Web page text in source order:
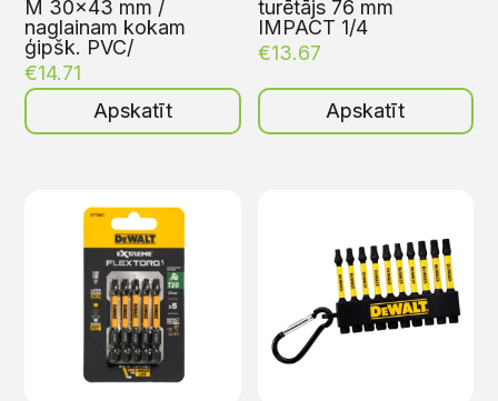
M 30×43 mm /
naglainam kokam
ģipšk. PVC/
€14.71
Apskatīt
turētājs 76 mm
IMPACT 1/4
€13.67
Apskatīt